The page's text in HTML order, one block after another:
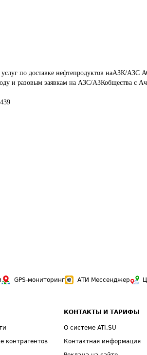
услуг по доставке нефтепродуктов наАЗК/АЗС
и разовым заявкам на АЗС/АЗКобщества с
GPS-мониторинг АТИ Мессенджер
контрагентов
КОНТАКТЫ И ТАРИФЫ
О системе ATI.SU
Контактная информация